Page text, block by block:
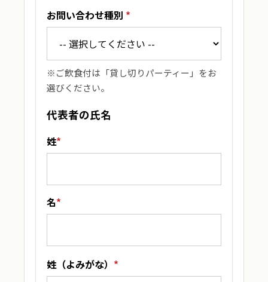
お問い合わせ種別 *
※ご飲食付は「貸し切りパーティー」をお
選びください。
代表者の氏名
姓*
名*
姓（よみがな） *